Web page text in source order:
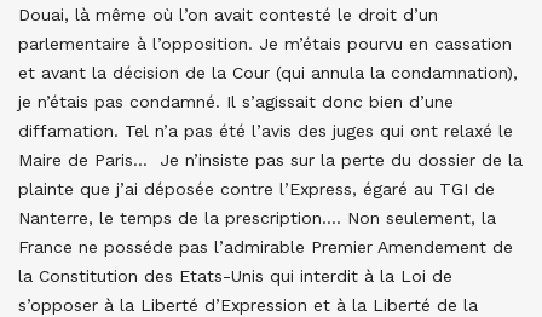
Douai, là même où l’on avait contesté le droit d’un
parlementaire à l’opposition. Je m’étais pourvu en cassation
et avant la décision de la Cour (qui annula la condamnation),
je n’étais pas condamné. Il s’agissait donc bien d’une
diffamation. Tel n’a pas été l’avis des juges qui ont relaxé le
Maire de Paris… Je n’insiste pas sur la perte du dossier de la
plainte que j’ai déposée contre l’Express, égaré au TGI de
Nanterre, le temps de la prescription…. Non seulement, la
France ne posséde pas l’admirable Premier Amendement de
la Constitution des Etats-Unis qui interdit à la Loi de
s’opposer à la Liberté d’Expression et à la Liberté de la